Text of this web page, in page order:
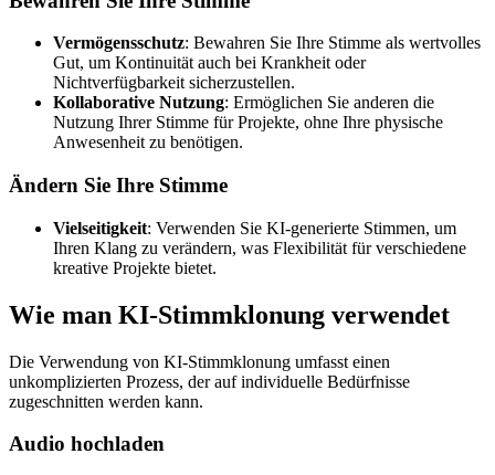
Vermögensschutz: Bewahren Sie Ihre Stimme als wertvolles
Gut, um Kontinuität auch bei Krankheit oder
Nichtverfügbarkeit sicherzustellen.
Kollaborative Nutzung: Ermöglichen Sie anderen die
Nutzung Ihrer Stimme für Projekte, ohne Ihre physische
Anwesenheit zu benötigen.
Ändern Sie Ihre Stimme
Vielseitigkeit: Verwenden Sie KI-generierte Stimmen, um
Ihren Klang zu verändern, was Flexibilität für verschiedene
kreative Projekte bietet.
Wie man KI-Stimmklonung verwendet
Die Verwendung von KI-Stimmklonung umfasst einen
unkomplizierten Prozess, der auf individuelle Bedürfnisse
zugeschnitten werden kann.
Audio hochladen